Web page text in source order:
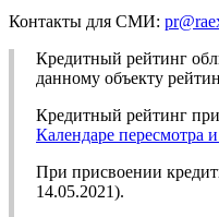
Контакты для СМИ:
Кредитный рейтинг
данному объекту
Кредитный рейтинг
Календаре пересмотра
При присвоении
14.05.2021).